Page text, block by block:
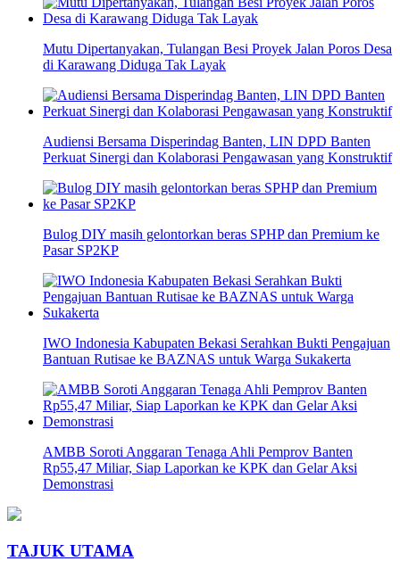
Mutu Dipertanyakan, Tulangan Besi Proyek Jalan Poros Desa
di Karawang Diduga Tak Layak
Audiensi Bersama Disperindag Banten, LIN DPD Banten
Perkuat Sinergi dan Kolaborasi Pengawasan yang Konstruktif
Bulog DIY masih gelontorkan beras SPHP dan Premium ke
Pasar SP2KP
IWO Indonesia Kabupaten Bekasi Serahkan Bukti Pengajuan
Bantuan Rutisae ke BAZNAS untuk Warga Sukakerta
AMBB Soroti Anggaran Tenaga Ahli Pemprov Banten
Rp55,47 Miliar, Siap Laporkan ke KPK dan Gelar Aksi
Demonstrasi
TAJUK UTAMA